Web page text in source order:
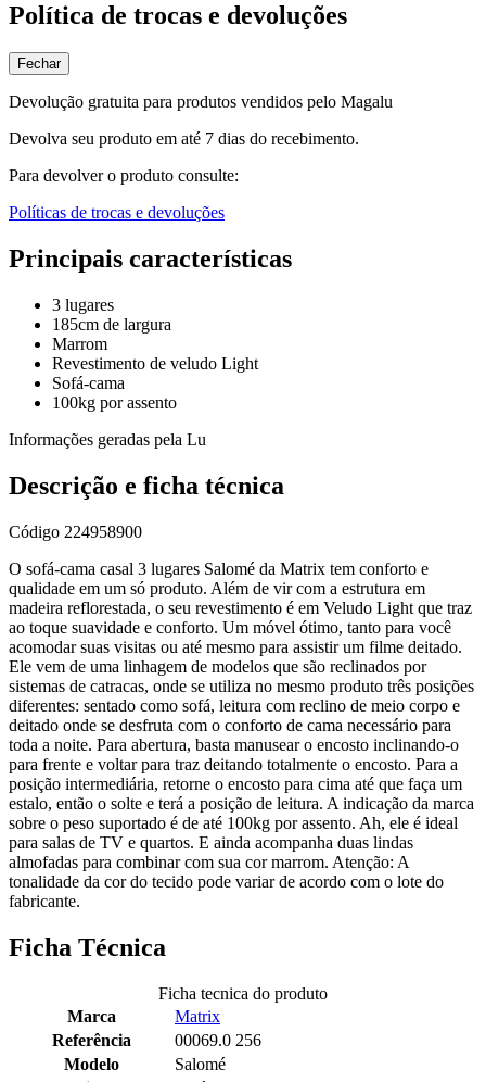
Política de trocas e devoluções
Fechar
Devolução gratuita para produtos vendidos pelo Magalu
Devolva seu produto em até 7 dias do recebimento.
Para devolver o produto consulte:
Políticas de trocas e devoluções
Principais características
3 lugares
185cm de largura
Marrom
Revestimento de veludo Light
Sofá-cama
100kg por assento
Informações geradas pela Lu
Descrição e ficha técnica
Código 224958900
O sofá-cama casal 3 lugares Salomé da Matrix tem conforto e
qualidade em um só produto. Além de vir com a estrutura em
madeira reflorestada, o seu revestimento é em Veludo Light que traz
ao toque suavidade e conforto. Um móvel ótimo, tanto para você
acomodar suas visitas ou até mesmo para assistir um filme deitado.
Ele vem de uma linhagem de modelos que são reclinados por
sistemas de catracas, onde se utiliza no mesmo produto três posições
diferentes: sentado como sofá, leitura com reclino de meio corpo e
deitado onde se desfruta com o conforto de cama necessário para
toda a noite. Para abertura, basta manusear o encosto inclinando-o
para frente e voltar para traz deitando totalmente o encosto. Para a
posição intermediária, retorne o encosto para cima até que faça um
estalo, então o solte e terá a posição de leitura. A indicação da marca
sobre o peso suportado é de até 100kg por assento. Ah, ele é ideal
para salas de TV e quartos. E ainda acompanha duas lindas
almofadas para combinar com sua cor marrom. Atenção: A
tonalidade da cor do tecido pode variar de acordo com o lote do
fabricante.
Ficha Técnica
Ficha tecnica do produto
Marca
Matrix
Referência
00069.0 256
Modelo
Salomé